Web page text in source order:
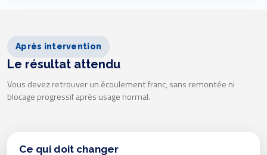
Après intervention
Le résultat attendu
Vous devez retrouver un écoulement franc, sans remontée ni
blocage progressif après usage normal.
Ce qui doit changer